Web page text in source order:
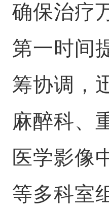
确保治疗
第一时间
筹协调，
麻醉科、
医学影像
等多科室